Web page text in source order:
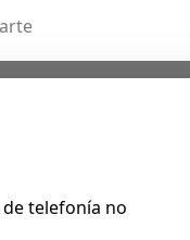
telefonía no